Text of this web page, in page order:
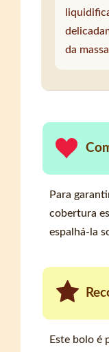
da
Para
cobertura
espalhá-la
Este bolo é